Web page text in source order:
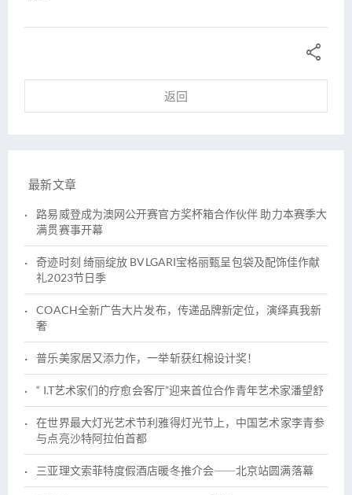

返回
最新文章
路易威登成为澳网公开赛官方奖杯箱合作伙伴 助力本赛季大
满贯赛事开幕
奇迹时刻 绮丽绽放 BVLGARI宝格丽甄呈包袋及配饰佳作献
礼2023节日季
COACH全新广告大片发布，传递品牌新定位，演绎真我新
奢
普乐美家居又添力作，一举斩获红棉设计奖！
“ I.T艺术家们的疗愈会客厅”迎来首位合作青年艺术家潘望舒
在世界最大灯光艺术节利雅得灯光节上，中国艺术家李青参
与点亮沙特阿拉伯首都
三亚理文索菲特度假酒店暖冬推介会――北京站圆满落幕